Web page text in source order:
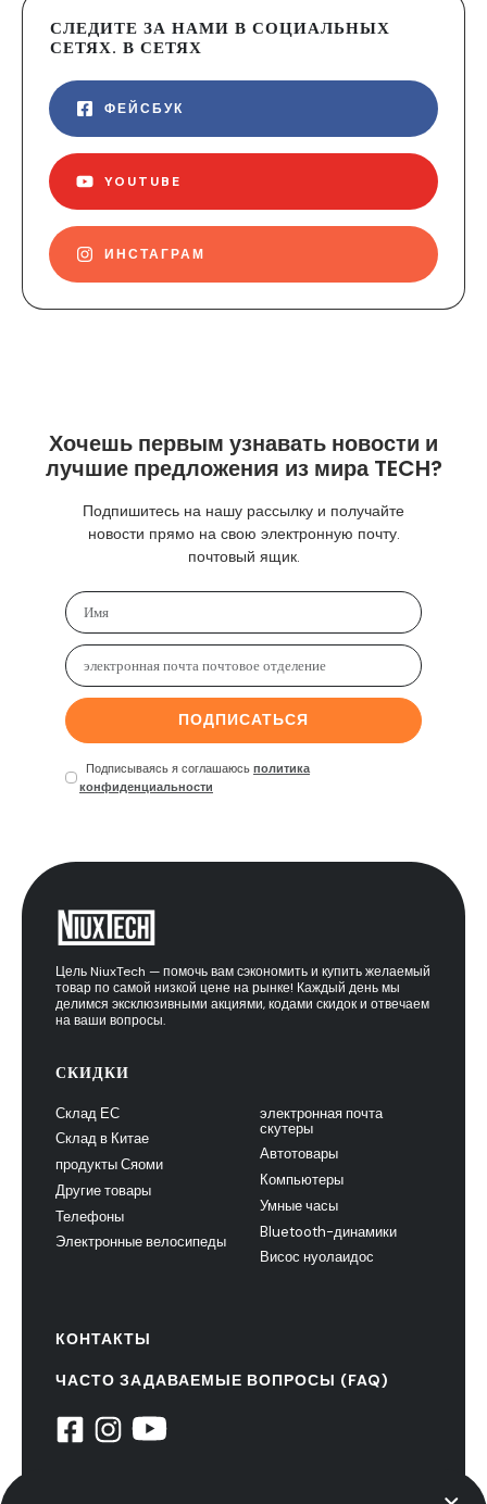
СЛЕДИТЕ ЗА НАМИ В СОЦИАЛЬНЫХ
СЕТЯХ. В СЕТЯХ
ФЕЙСБУК
YOUTUBE
ИНСТАГРАМ
Хочешь первым узнавать новости и
лучшие предложения из мира TECH?
Подпишитесь на нашу рассылку и получайте
новости прямо на свою электронную почту.
почтовый ящик.
ПОДПИСАТЬСЯ
Подписываясь я соглашаюсь политика
конфиденциальности
Цель NiuxTech — помочь вам сэкономить и купить желаемый
товар по самой низкой цене на рынке! Каждый день мы
делимся эксклюзивными акциями, кодами скидок и отвечаем
на ваши вопросы.
СКИДКИ
Склад ЕС
Склад в Китае
продукты Сяоми
Другие товары
Телефоны
Электронные велосипеды
электронная почта
скутеры
Автотовары
Компьютеры
Умные часы
Bluetooth-динамики
Висос нуолаидос
КОНТАКТЫ
ЧАСТО ЗАДАВАЕМЫЕ ВОПРОСЫ (FAQ)